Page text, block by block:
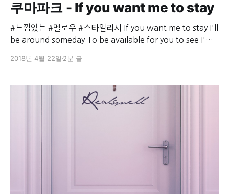
쿠마파크 - If you want me to stay
#느낌있는 #멜로우 #스타일리시 If you want me to stay I'll
be around someday To be available for you to see I'm
I've got to be me You'll never
2018년 4월 22일 2분 글